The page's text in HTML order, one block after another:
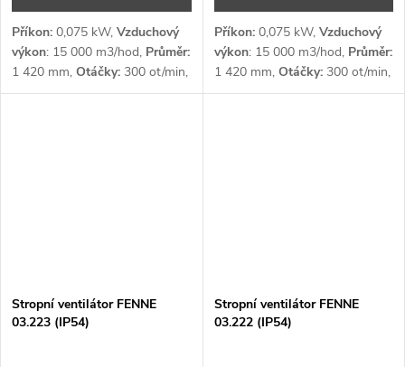
Příkon: 0,075 kW, Vzduchový
výkon: 15 000 m3/hod, Průměr:
1 420 mm, Otáčky: 300 ot/min,
Šířka záběru:10 m,Napětí:1 x
Příkon:0,075 kW, Vzduchový
výkon: 15 000 m3/hod, Průměr:
1 420 mm, Otáčky:300 ot/min,
Šířka záběru:10 m,Napětí:1 x
Stropní ventilátor FENNE
03.223 (IP54)
Stropní ventilátor FENNE
03.222 (IP54)